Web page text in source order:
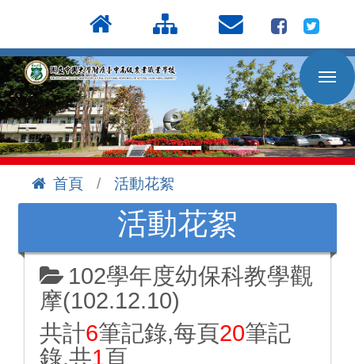
到
主
要
內
容
區
首頁
活動花絮
活動花絮
102學年度幼保科教學觀
摩(102.12.10)
共計6筆記錄,每頁20筆記
錄,共1頁